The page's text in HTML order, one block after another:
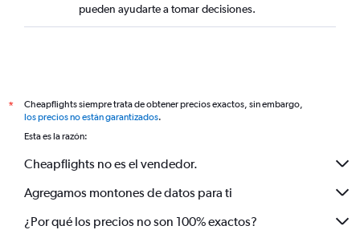
pueden ayudarte a tomar decisiones.
*
Cheapflights siempre trata de obtener precios exactos, sin embargo,
los precios no están garantizados.
Esta es la razón:
Cheapflights no es el vendedor.
Agregamos montones de datos para ti
¿Por qué los precios no son 100% exactos?